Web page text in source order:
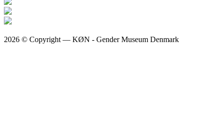
2026 © Copyright — KØN - Gender Museum Denmark